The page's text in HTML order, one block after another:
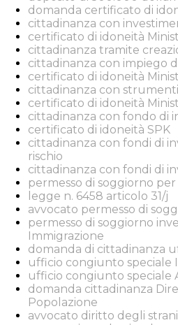
domanda certificato di
cittadinanza con
certificato di idoneità
cittadinanza tramite
cittadinanza con impiego
certificato di idoneità
cittadinanza con
certificato di idoneità
cittadinanza con fondo di
certificato di idoneità SPK
cittadinanza con fondi di
rischio
cittadinanza con fondi di
permesso di soggiorno
legge n. 6458 articolo 31/j
avvocato permesso di
permesso di soggiorno
Immigrazione
domanda di cittadinanza
ufficio congiunto speciale
ufficio congiunto speciale
domanda cittadinanza
Popolazione
avvocato diritto degli